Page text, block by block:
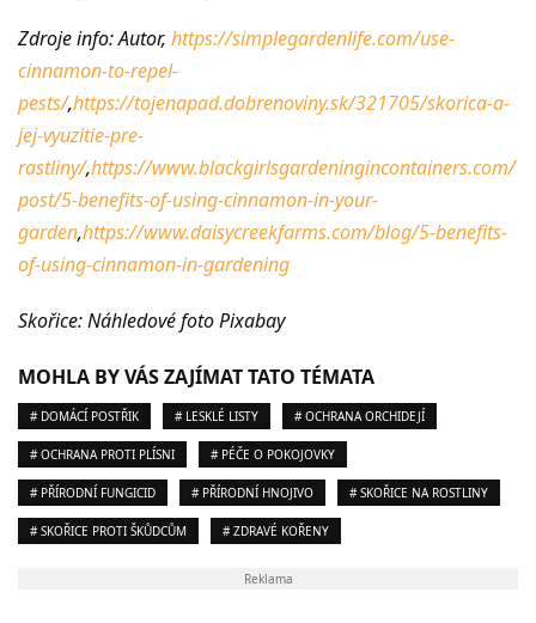
Zdroje info: Autor, https://simplegardenlife.com/use-
cinnamon-to-repel-
pests/,https://tojenapad.dobrenoviny.sk/321705/skorica-a-
jej-vyuzitie-pre-
rastliny/,https://www.blackgirlsgardeningincontainers.com/
post/5-benefits-of-using-cinnamon-in-your-
garden,https://www.daisycreekfarms.com/blog/5-benefits-
of-using-cinnamon-in-gardening
Skořice: Náhledové foto Pixabay
MOHLA BY VÁS ZAJÍMAT TATO TÉMATA
# DOMÁCÍ POSTŘIK # LESKLÉ LISTY # OCHRANA ORCHIDEJÍ
# OCHRANA PROTI PLÍSNI # PÉČE O POKOJOVKY
# PŘÍRODNÍ FUNGICID # PŘÍRODNÍ HNOJIVO # SKOŘICE NA ROSTLINY
# SKOŘICE PROTI ŠKŮDCŮM # ZDRAVÉ KOŘENY
Reklama